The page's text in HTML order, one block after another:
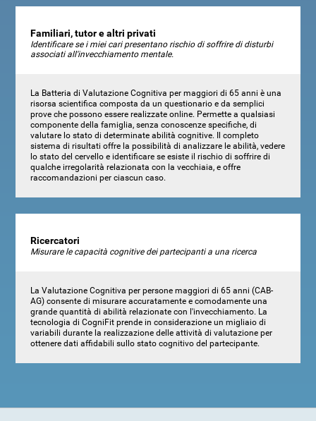
Familiari, tutor e altri privati
Identificare se i miei cari presentano rischio di soffrire di disturbi
associati all'invecchiamento mentale.
La Batteria di Valutazione Cognitiva per maggiori di 65 anni è una
risorsa scientifica composta da un questionario e da semplici
prove che possono essere realizzate online. Permette a qualsiasi
componente della famiglia, senza conoscenze specifiche, di
valutare lo stato di determinate abilità cognitive. Il completo
sistema di risultati offre la possibilità di analizzare le abilità, vedere
lo stato del cervello e identificare se esiste il rischio di soffrire di
qualche irregolarità relazionata con la vecchiaia, e offre
raccomandazioni per ciascun caso.
Ricercatori
Misurare le capacità cognitive dei partecipanti a una ricerca
La Valutazione Cognitiva per persone maggiori di 65 anni (CAB-
AG) consente di misurare accuratamente e comodamente una
grande quantità di abilità relazionate con l'invecchiamento. La
tecnologia di CogniFit prende in considerazione un migliaio di
variabili durante la realizzazione delle attività di valutazione per
ottenere dati affidabili sullo stato cognitivo del partecipante.